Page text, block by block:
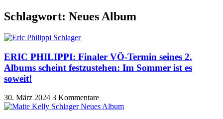
Schlagwort: Neues Album
ERIC PHILIPPI: Finaler VÖ-Termin seines 2.
Albums scheint festzustehen: Im Sommer ist es
soweit!
30. März 2024 3 Kommentare